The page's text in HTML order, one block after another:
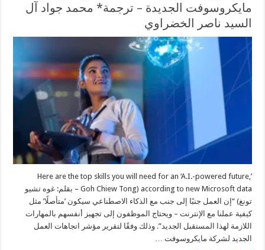
مايكروسوفت الجديدة – ترجمة* محمد جواد آل
السيد ناصر الخضراوي
Here are the top skills you will need for an ‘A.I.-powered future,’
according to new Microsoft data (Goh Chiew Tong – بقلم: غوه تشيو
تونغ) “إن العمل جنبًا إلى جنب مع الذكاء الاصطناعي سيكون ’متأصلًا’ مثل
كيفية عملنا مع الإنترنت – ويحتاج الموظفون إلى تجهيز أنفسهم بالمهارات
اللازمة لهذا المستقبل الجديد”. وذلك وفقًا لتقرير مؤشر اتجاهات العمل
الجديد لشركة مايكروسوفت …